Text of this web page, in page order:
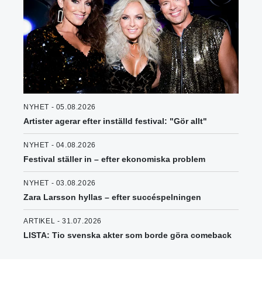
NYHET - 05.08.2026
Artister agerar efter inställd festival: "Gör allt"
NYHET - 04.08.2026
Festival ställer in – efter ekonomiska problem
NYHET - 03.08.2026
Zara Larsson hyllas – efter succéspelningen
ARTIKEL - 31.07.2026
LISTA: Tio svenska akter som borde göra comeback